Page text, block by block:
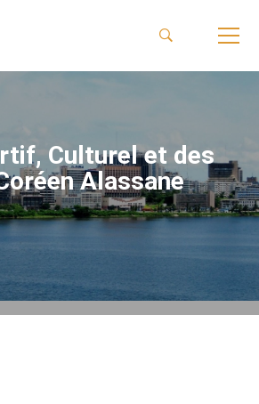
Culturel et des
Alassane